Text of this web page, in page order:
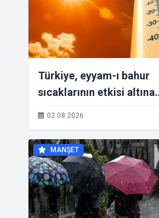
Türkiye, eyyam-ı bahur
sıcaklarının etkisi altına
giriyor
02.08.2026
MANŞET